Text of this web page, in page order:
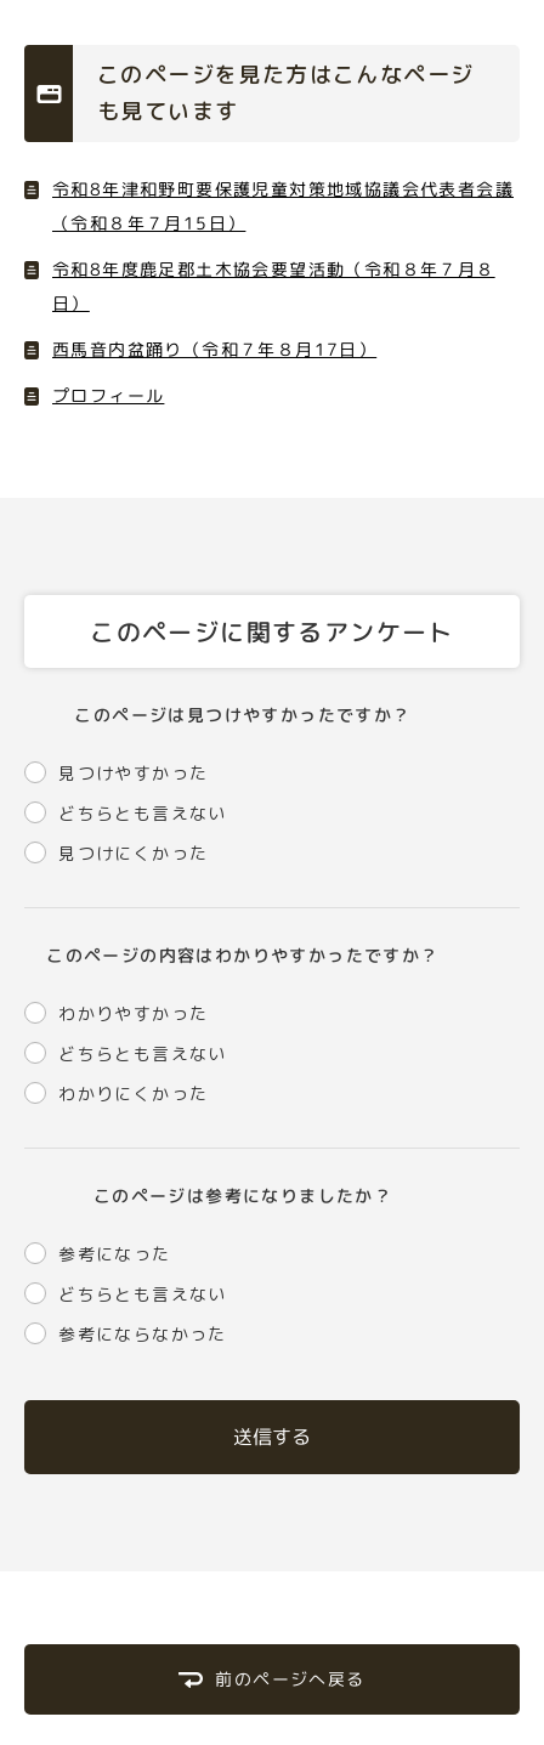
このページを見た方はこんなページ
も見ています
令和8年津和野町要保護児童対策地域協議会代表者会議
（令和８年７月15日）
令和8年度鹿足郡土木協会要望活動（令和８年７月８
日）
西馬音内盆踊り（令和７年８月17日）
プロフィール
このページに関するアンケート
このページは見つけやすかったですか？
見つけやすかった
どちらとも言えない
見つけにくかった
このページの内容はわかりやすかったですか？
わかりやすかった
どちらとも言えない
わかりにくかった
このページは参考になりましたか？
参考になった
どちらとも言えない
参考にならなかった
送信する
前のページへ戻る